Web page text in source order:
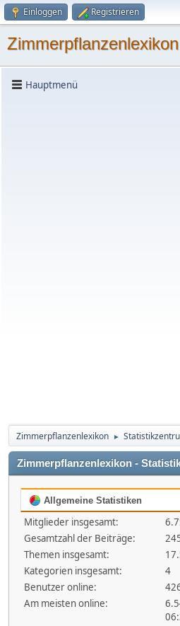
Einloggen Registrieren
Zimmerpflanzenlexikon
Hauptmenü
Zimmerpflanzenlexikon ►
Zimmerpflanzenlexikon -
Allgemeine Statistiken
Mitglieder insgesamt:
Gesamtzahl der Beiträge:
Themen insgesamt:
Kategorien insgesamt:
4
Benutzer online:
Am meisten online: